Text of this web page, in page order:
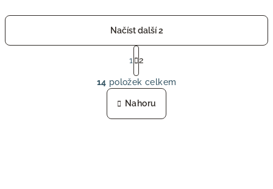
O
v
l
á
Načíst další 2
S
t
r
á
n
k
o
1 2
14 položek celkem
Nahoru